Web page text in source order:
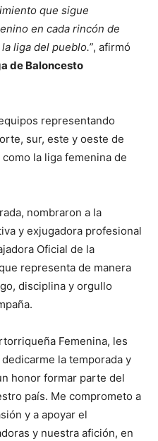
que sigue
en cada rincón de
liga del pueblo.”, afirmó
de Baloncesto
representando
sur, este y oeste de
la liga femenina de
nombraron a la
y exjugadora profesional
Oficial de la
representa de manera
disciplina y orgullo
Femenina, les
la temporada y
honor formar parte del
país. Me comprometo a
y a apoyar el
y nuestra afición, en